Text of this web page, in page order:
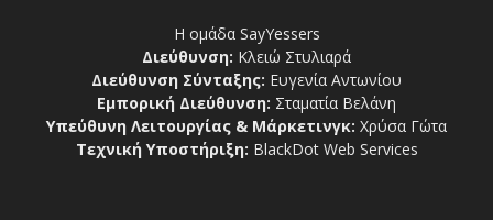
Η ομάδα SayYessers
Διεύθυνση: Κλειώ Στυλιαρά
Διεύθυνση Σύνταξης: Ευγενία Αντωνίου
Εμπορική Διεύθυνση: Σταματία Βελάνη
Υπεύθυνη Λειτουργίας & Μάρκετινγκ: Χρύσα Γώτα
Τεχνική Υποστήριξη: BlackDot Web Services